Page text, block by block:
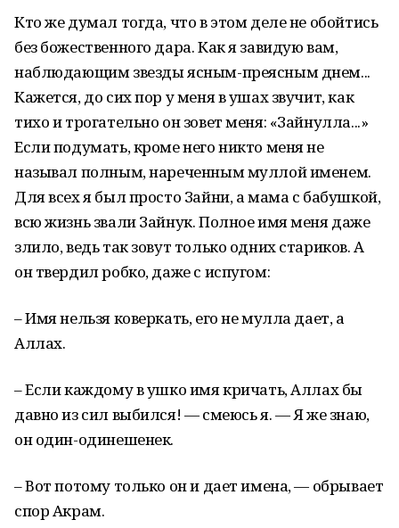
Кто же думал тогда, что в этом деле не обойтись
без божественного дара. Как я завидую вам,
наблюдающим звезды ясным-преясным днем...
Кажется, до сих пор у меня в ушах звучит, как
тихо и трогательно он зовет меня: «Зайнулла...»
Если подумать, кроме него никто меня не
называл полным, нареченным муллой именем.
Для всех я был просто Зайни, а мама с бабушкой,
всю жизнь звали Зайнук. Полное имя меня даже
злило, ведь так зовут только одних стариков. А
он твердил робко, даже с испугом:
– Имя нельзя коверкать, его не мулла дает, а
Аллах.
– Если каждому в ушко имя кричать, Аллах бы
давно из сил выбился! — смеюсь я. — Я же знаю,
он один-одинешенек.
– Вот потому только он и дает имена, — обрывает
спор Акрам.